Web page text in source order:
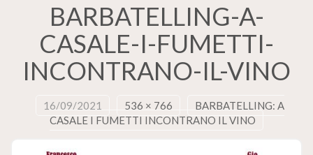
BARBATELLING-A-
CASALE-I-FUMETTI-
INCONTRANO-IL-VINO
16/09/2021 536 × 766
BARBATELLING: A
CASALE I FUMETTI INCONTRANO IL VINO